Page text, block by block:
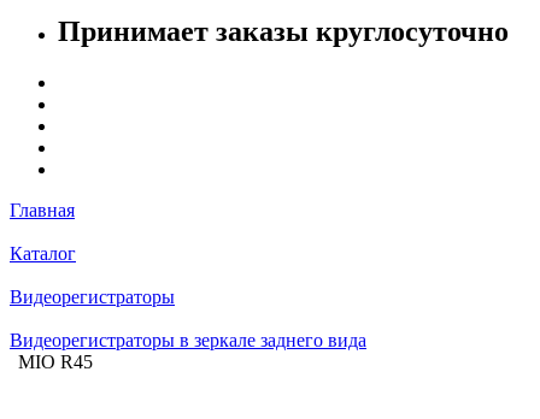
Принимает заказы круглосуточно
Главная
Каталог
Видеорегистраторы
Видеорегистраторы в зеркале заднего вида
MIO R45